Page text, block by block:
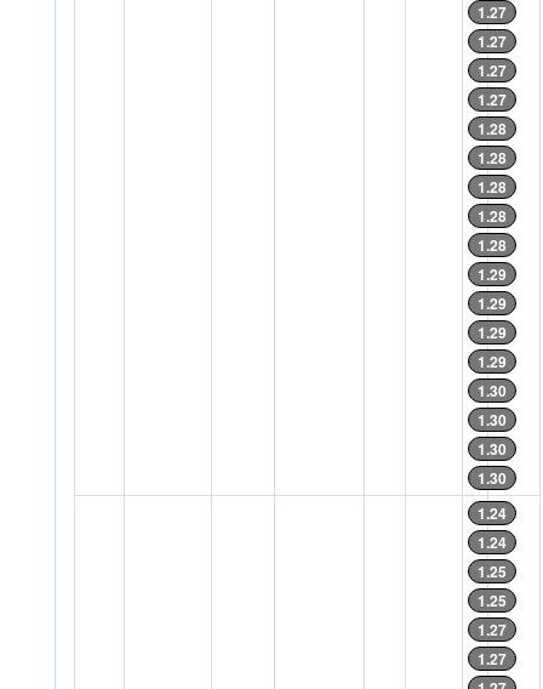
1.27
1.27
1.27
1.27
1.28
1.28
1.28
1.28
1.28
1.29
1.29
1.29
1.29
1.30
1.30
1.30
1.30
1.24
1.24
1.25
1.25
1.27
1.27